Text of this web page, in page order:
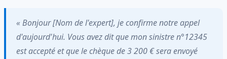
« Bonjour [Nom de l'expert], je confirme notre appel
d'aujourd'hui. Vous avez dit que mon sinistre n°12345
est accepté et que le chèque de 3 200 € sera envoyé